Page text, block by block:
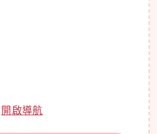
開啟導航